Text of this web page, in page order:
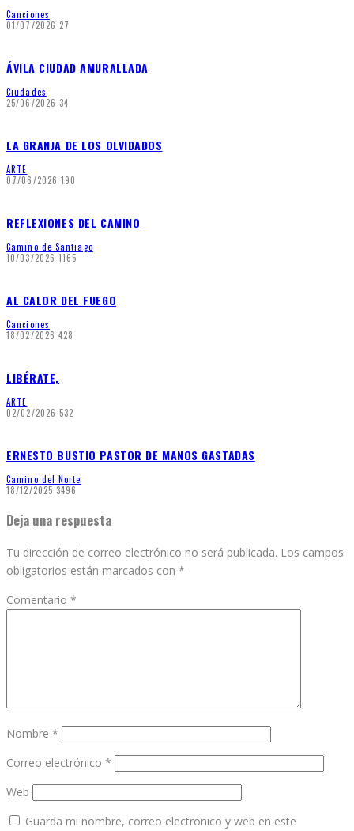
Canciones
01/07/2026 27
ÁVILA CIUDAD AMURALLADA
Ciudades
25/06/2026 34
LA GRANJA DE LOS OLVIDADOS
ARTE
07/06/2026 190
REFLEXIONES DEL CAMINO
Camino de Santiago
10/03/2026 1165
AL CALOR DEL FUEGO
Canciones
18/02/2026 428
LIBÉRATE,
ARTE
02/02/2026 532
ERNESTO BUSTIO PASTOR DE MANOS GASTADAS
Camino del Norte
18/12/2025 3496
Deja una respuesta
Tu dirección de correo electrónico no será publicada. Los campos
obligatorios están marcados con *
Comentario *
Nombre *
Correo electrónico *
Web
Guarda mi nombre, correo electrónico y web en este